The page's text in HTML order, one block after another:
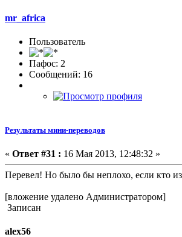
mr_africa
Пользователь
Пафос: 2
Сообщений: 16
Результаты мини-переводов
« Ответ #31 : 16 Мая 2013, 12:48:32 »
Перевел! Но было бы неплохо, если кто
[вложение удалено Администратором]
Записан
alex56